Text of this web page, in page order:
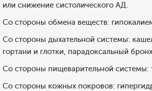
или снижение систолического АД.
Со стороны обмена веществ:
Cо стороны дыхательной системы:
гортани и глотки, парадоксальный
Со стороны пищеварительной системы:
Со стороны кожных покровов: